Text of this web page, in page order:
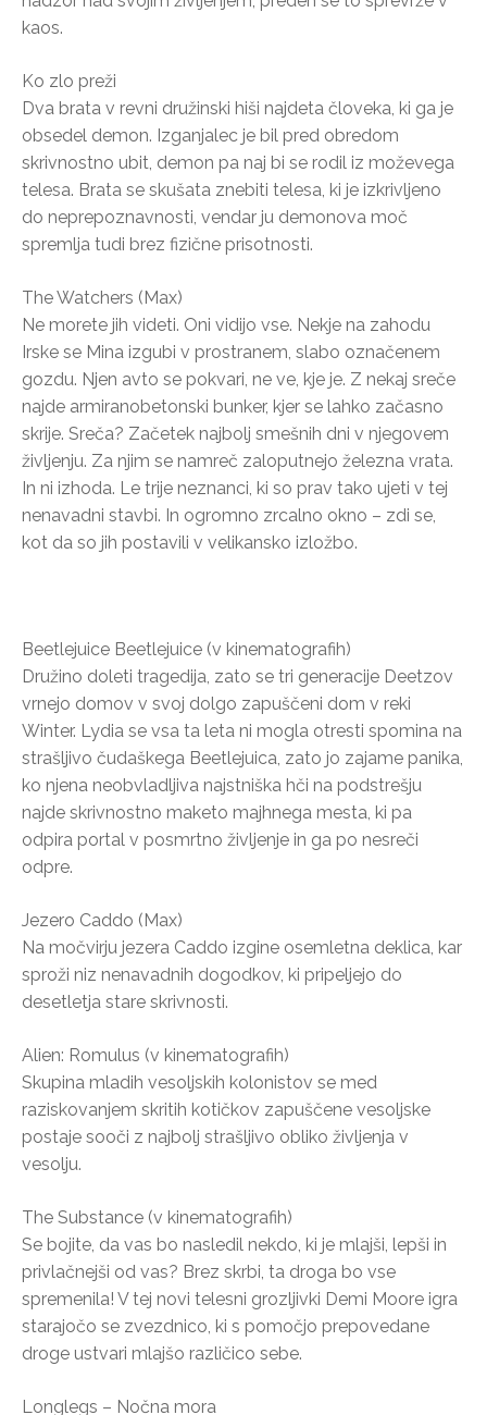
kaos.
Ko zlo preži
Dva brata v revni družinski hiši najdeta človeka, ki ga je
obsedel demon. Izganjalec je bil pred obredom
skrivnostno ubit, demon pa naj bi se rodil iz moževega
telesa. Brata se skušata znebiti telesa, ki je izkrivljeno
do neprepoznavnosti, vendar ju demonova moč
spremlja tudi brez fizične prisotnosti.
The Watchers (Max)
Ne morete jih videti. Oni vidijo vse. Nekje na zahodu
Irske se Mina izgubi v prostranem, slabo označenem
gozdu. Njen avto se pokvari, ne ve, kje je. Z nekaj sreče
najde armiranobetonski bunker, kjer se lahko začasno
skrije. Sreča? Začetek najbolj smešnih dni v njegovem
življenju. Za njim se namreč zaloputnejo železna vrata.
In ni izhoda. Le trije neznanci, ki so prav tako ujeti v tej
nenavadni stavbi. In ogromno zrcalno okno – zdi se,
kot da so jih postavili v velikansko izložbo.
Beetlejuice Beetlejuice (v kinematografih)
Družino doleti tragedija, zato se tri generacije Deetzov
vrnejo domov v svoj dolgo zapuščeni dom v reki
Winter. Lydia se vsa ta leta ni mogla otresti spomina na
strašljivo čudaškega Beetlejuica, zato jo zajame panika,
ko njena neobvladljiva najstniška hči na podstrešju
najde skrivnostno maketo majhnega mesta, ki pa
odpira portal v posmrtno življenje in ga po nesreči
odpre.
Jezero Caddo (Max)
Na močvirju jezera Caddo izgine osemletna deklica, kar
sproži niz nenavadnih dogodkov, ki pripeljejo do
desetletja stare skrivnosti.
Alien: Romulus (v kinematografih)
Skupina mladih vesoljskih kolonistov se med
raziskovanjem skritih kotičkov zapuščene vesoljske
postaje sooči z najbolj strašljivo obliko življenja v
vesolju.
The Substance (v kinematografih)
Se bojite, da vas bo nasledil nekdo, ki je mlajši, lepši in
privlačnejši od vas? Brez skrbi, ta droga bo vse
spremenila! V tej novi telesni grozljivki Demi Moore igra
starajočo se zvezdnico, ki s pomočjo prepovedane
droge ustvari mlajšo različico sebe.
Longlegs – Nočna mora